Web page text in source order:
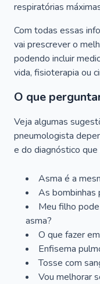
respiratórias
Com todas essas
vai prescrever o
podendo incluir
vida, fisioterapia ou
O que
Veja algumas
pneumologista
e do diagnóstico
Asma é a
As bombinhas
Meu filho
asma?
O que fazer
Enfisema
Tosse com
Vou melhorar